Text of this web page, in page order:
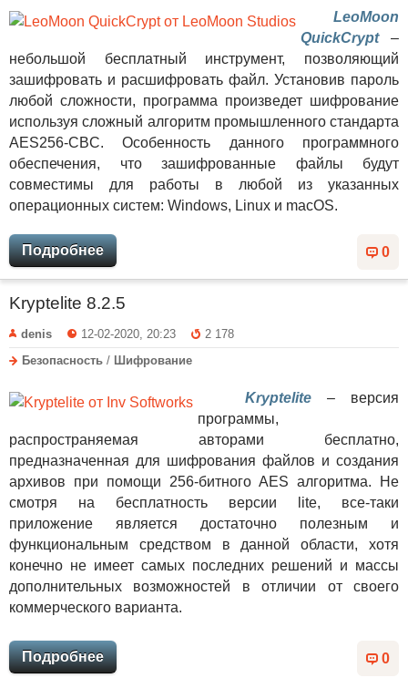
LeoMoon
QuickCrypt–
небольшой бесплатный инструмент, позволяющий
зашифровать и расшифровать файл. Установив пароль
любой сложности, программа произведет шифрование
используя сложный алгоритм промышленного стандарта
AES256-CBC. Особенность данного программного
обеспечения, что зашифрованные файлы будут
совместимы для работы в любой из указанных
операционных систем: Windows, Linux и macOS.
0
Подробнее
Kryptelite 8.2.5
denis 12-02-2020, 20:23
2 178
Безопасность / Шифрование
Kryptelite– версия
программы,
распространяемая авторами бесплатно,
предназначенная для шифрования файлов и создания
архивов при помощи 256-битного AES алгоритма. Не
смотря на бесплатность версии lite, все-таки
приложение является достаточно полезным и
функциональным средством в данной области, хотя
конечно не имеет самых последних решений и массы
дополнительных возможностей в отличии от своего
коммерческого варианта.
0
Подробнее